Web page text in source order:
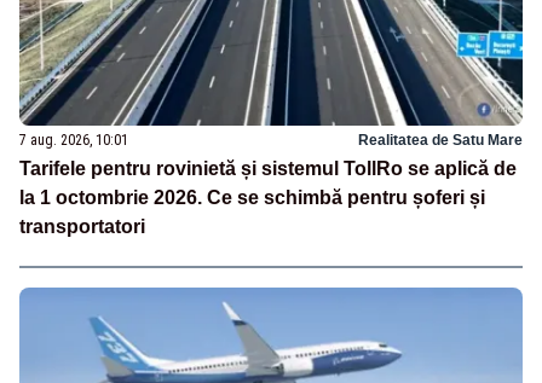
7 aug. 2026, 10:01 Realitatea de Satu Mare
Tarifele pentru rovinietă și sistemul TollRo se aplică de
la 1 octombrie 2026. Ce se schimbă pentru șoferi și
transportatori